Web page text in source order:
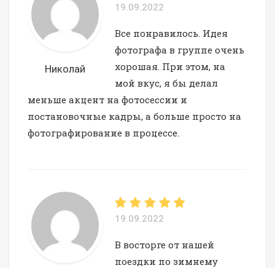
Николай
19.09.2022
Все понравилось. Идея
фотографа в группе очень
хорошая. При этом, на
мой вкус, я бы делал
меньше акцент на фотосессии и
постановочные кадры, а больше просто на
фотографирование в процессе.
19.09.2022
В восторге от нашей
поездки по зимнему